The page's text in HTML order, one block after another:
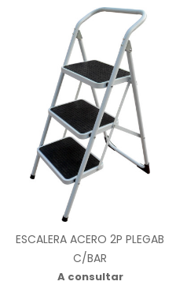
ESCALERA ACERO 2P PLEGAB
C/BAR
A consultar